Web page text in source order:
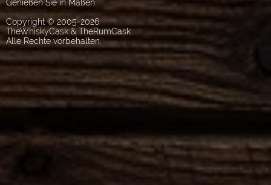
Genießen Sie in Maßen.
Copyright © 2005-2026
TheWhiskyCask & TheRumCask
Alle Rechte vorbehalten.